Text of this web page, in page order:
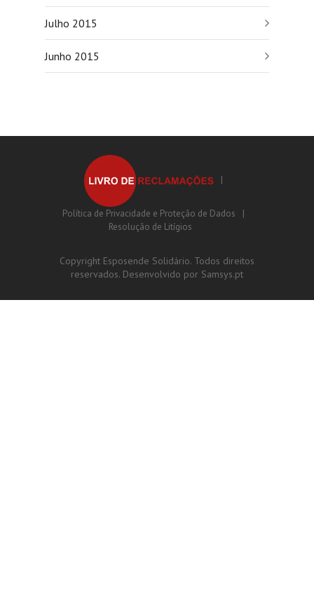
Julho 2015
Junho 2015
Política de Privacidade e Proteção de Dados
Resolução de Litígios
Copyright Esposende Solidário. Todos direitos
reservados. Desenvolvido por Samsys.pt